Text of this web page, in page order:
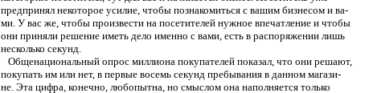
предпринял некоторое усилие, чтобы познакомиться с вашим бизнесом и ва-
ми. У вас же, чтобы произвести на посетителей нужное впечатление и чтобы
они приняли решение иметь дело именно с вами, есть в распоряжении лишь
несколько секунд.
Общенациональный опрос миллиона покупателей показал, что они решают,
покупать им или нет, в первые восемь секунд пребывания в данном магази-
не. Эта цифра, конечно, любопытна, но смыслом она наполняется только